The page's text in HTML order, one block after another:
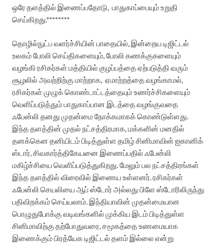
ஒரே தளத்தில் இணைப்பதோடு, பாதுகாப்பையும் உறுதி
செய்கிறது.********
தொழில்நுட்ப வளர்ச்சியின் பாதையில், இன்றைய டிஜிட்டல்
உலகம் போலி செய்திகளையும், போலி கணக்குகளையும்
வழங்கி ரசிகர்கள் மத்தியில் குழப்பத்தை ஏற்படுத்தி வரும்
சூழலில் அவற்றிற்கு மாற்றாக, ஏமாற்றத்தை வழங்காமல்,
ரசிகர்கள் முழுக் கொண்டாட்டத்தையும் உணர்ச்சிகளையும்
வெளிப்படுத்தும் பாதுகாப்பான இடத்தை வழங்குவதை
ஃபேன்லி தனது முதன்மை நோக்கமாகக் கொண்டுள்ளது.
இந்த தளத்தின் முதல் நட்சத்திரமாக, மக்களின் மனதில்
தனக்கென தனியிடம் பிடித்துள்ள தமிழ் சினிமாவின் ஐகானிக்
ஸ்டார், சிவகார்த்திகேயனை இணைப்பதில் ஃபேன்லி
மகிழ்ச்சியை வெளிப்படுத்துகிறது. மேலும் பல நட்சத்திரங்கள்
இந்த தளத்தில் விரைவில் இணைய உள்ளனர். ரசிகர்கள்
ஃபேன்லி செயலியை ஆப் ஸ்டோர் அல்லது பிளே ஸ்டோரிலிருந்து
பதிவிறக்கம் செய்யலாம். இந்தியாவின் முதன்மையான
பொழுதுபோக்கு வடிவங்களில் முக்கிய இடம் பிடித்துள்ள
சினிமாவிற்கு தற்போதுவரை, சமூகத்தை உணமையாக
இணைக்கும் பிரத்யேக டிஜிட்டல் தளம் இல்லை என்று